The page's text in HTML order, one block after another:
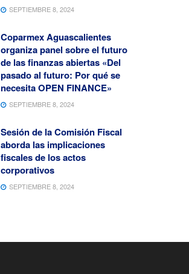
SEPTIEMBRE 8, 2024
Coparmex Aguascalientes
organiza panel sobre el futuro
de las finanzas abiertas «Del
pasado al futuro: Por qué se
necesita OPEN FINANCE»
SEPTIEMBRE 8, 2024
Sesión de la Comisión Fiscal
aborda las implicaciones
fiscales de los actos
corporativos
SEPTIEMBRE 8, 2024